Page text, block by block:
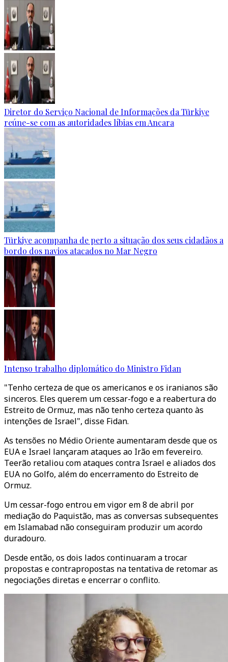
Diretor do Serviço Nacional de Informações da Türkiye
reúne-se com as autoridades líbias em Ancara
Türkiye acompanha de perto a situação dos seus cidadãos a
bordo dos navios atacados no Mar Negro
Intenso trabalho diplomático do Ministro Fidan
"Tenho certeza de que os americanos e os iranianos são
sinceros. Eles querem um cessar-fogo e a reabertura do
Estreito de Ormuz, mas não tenho certeza quanto às
intenções de Israel", disse Fidan.
As tensões no Médio Oriente aumentaram desde que os
EUA e Israel lançaram ataques ao Irão em fevereiro.
Teerão retaliou com ataques contra Israel e aliados dos
EUA no Golfo, além do encerramento do Estreito de
Ormuz.
Um cessar-fogo entrou em vigor em 8 de abril por
mediação do Paquistão, mas as conversas subsequentes
em Islamabad não conseguiram produzir um acordo
duradouro.
Desde então, os dois lados continuaram a trocar
propostas e contrapropostas na tentativa de retomar as
negociações diretas e encerrar o conflito.